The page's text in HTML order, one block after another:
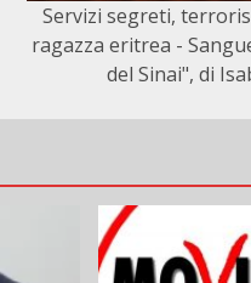
Servizi segreti,
ragazza eritrea -
del Sinai", di